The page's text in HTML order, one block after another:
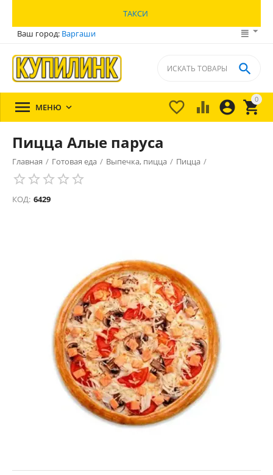
ТАКСИ
Ваш город: Варгаши
0


 

 МЕНЮ 
Пицца Алые паруса
Главная / Готовая еда / Выпечка, пицца / Пицца /
КОД: 6429